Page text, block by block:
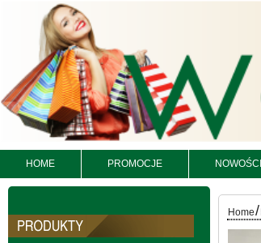
HOME PROMOCJE NOWOŚCI
jeansy Roz 25-30, 1
Kolor Paczka 10 szt
Home/